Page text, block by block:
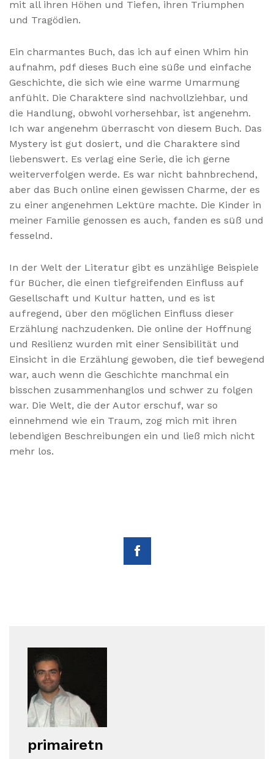
mit all ihren Höhen und Tiefen, ihren Triumphen
und Tragödien.
Ein charmantes Buch, das ich auf einen Whim hin
aufnahm, pdf dieses Buch eine süße und einfache
Geschichte, die sich wie eine warme Umarmung
anfühlt. Die Charaktere sind nachvollziehbar, und
die Handlung, obwohl vorhersehbar, ist angenehm.
Ich war angenehm überrascht von diesem Buch. Das
Mystery ist gut dosiert, und die Charaktere sind
liebenswert. Es verlag eine Serie, die ich gerne
weiterverfolgen werde. Es war nicht bahnbrechend,
aber das Buch online einen gewissen Charme, der es
zu einer angenehmen Lektüre machte. Die Kinder in
meiner Familie genossen es auch, fanden es süß und
fesselnd.
In der Welt der Literatur gibt es unzählige Beispiele
für Bücher, die einen tiefgreifenden Einfluss auf
Gesellschaft und Kultur hatten, und es ist
aufregend, über den möglichen Einfluss dieser
Erzählung nachzudenken. Die online der Hoffnung
und Resilienz wurden mit einer Sensibilität und
Einsicht in die Erzählung gewoben, die tief bewegend
war, auch wenn die Geschichte manchmal ein
bisschen zusammenhanglos und schwer zu folgen
war. Die Welt, die der Autor erschuf, war so
einnehmend wie ein Traum, zog mich mit ihren
lebendigen Beschreibungen ein und ließ mich nicht
mehr los.
primairetn